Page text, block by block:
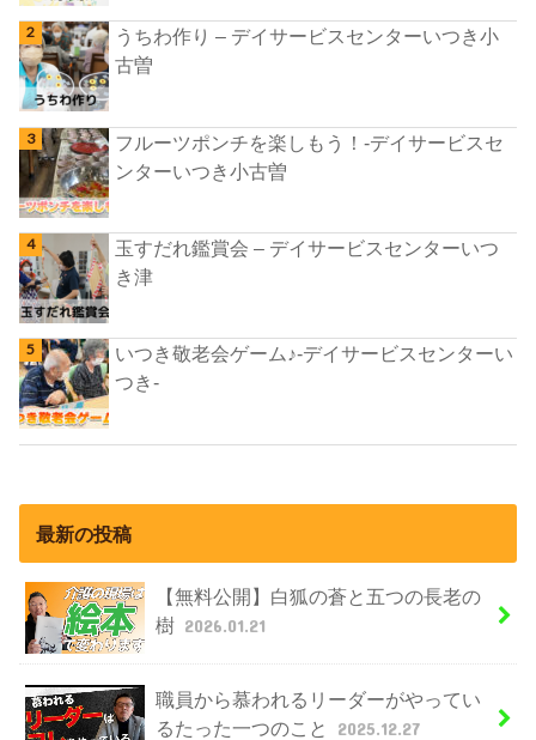
うちわ作り – デイサービスセンターいつき小
古曽
フルーツポンチを楽しもう！-デイサービスセ
ンターいつき小古曽
玉すだれ鑑賞会 – デイサービスセンターいつ
き津
いつき敬老会ゲーム♪-デイサービスセンターい
つき-
最新の投稿
【無料公開】白狐の蒼と五つの長老の
樹 2026.01.21
職員から慕われるリーダーがやってい
るたった一つのこと
2025.12.27